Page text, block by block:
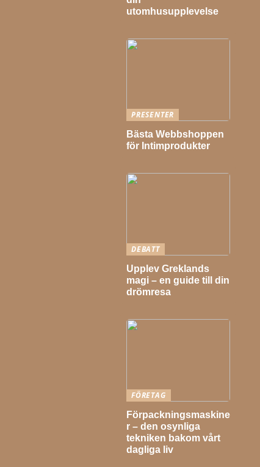
utomhusupplevelse
PRESENTER
Bästa Webbshoppen
för Intimprodukter
DEBATT
Upplev Greklands
magi – en guide till din
drömresa
FÖRETAG
Förpackningsmaskine
r – den osynliga
tekniken bakom vårt
dagliga liv